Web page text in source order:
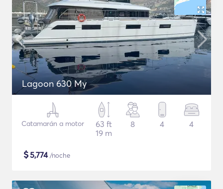
Lagoon 630 My
Catamarán a motor
63 ft
19 m
8 4 4
$5,774/noche